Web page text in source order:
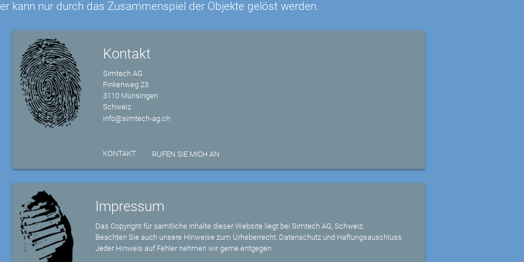
kann nur durch das Zusammenspiel der Objekte gelöst werden.
Kontakt
Simtech AG
Finkenweg 23
3110 Münsingen
Schweiz
info@simtech-ag.ch
KONTAKT RUFEN SIE MICH AN
Impressum
Das Copyright für sämtliche Inhalte dieser Website liegt bei Simtech AG, Schweiz.
Beachten Sie auch unsere Hinweise zum Urheberrecht, Datenschutz und Haftungsauschluss.
Jeder Hinweis auf Fehler nehmen wir gerne entgegen.